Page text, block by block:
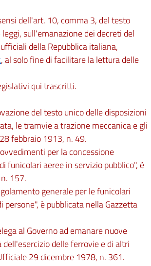
dell'art. 10, comma 3, del testo
sull'emanazione dei decreti del
della Repubblica italiana,
, al solo fine di facilitare la lettura delle
qui trascritti.
del testo unico delle disposizioni
le tramvie a trazione meccanica e gli
febbraio 1913, n. 49.
per la concessione
funicolari aeree in servizio pubblico", è
157.
generale per le funicolari
è pubblicata nella Gazzetta
al Governo ad emanare nuove
delle ferrovie e di altri
29 dicembre 1978, n. 361.